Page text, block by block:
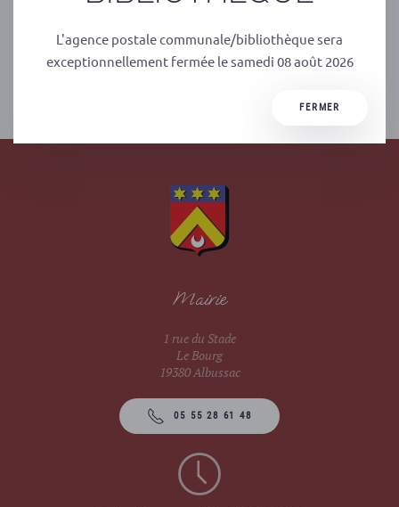
prévue au printemps 2026, il est fortement déconseillé
Mairie
1 rue du Stade
Le Bourg
19380 Albussac
05 55 28 61 48
L'agence postale communale/bibliothèque sera
exceptionnellement fermée le samedi 08 août 2026
FERMER